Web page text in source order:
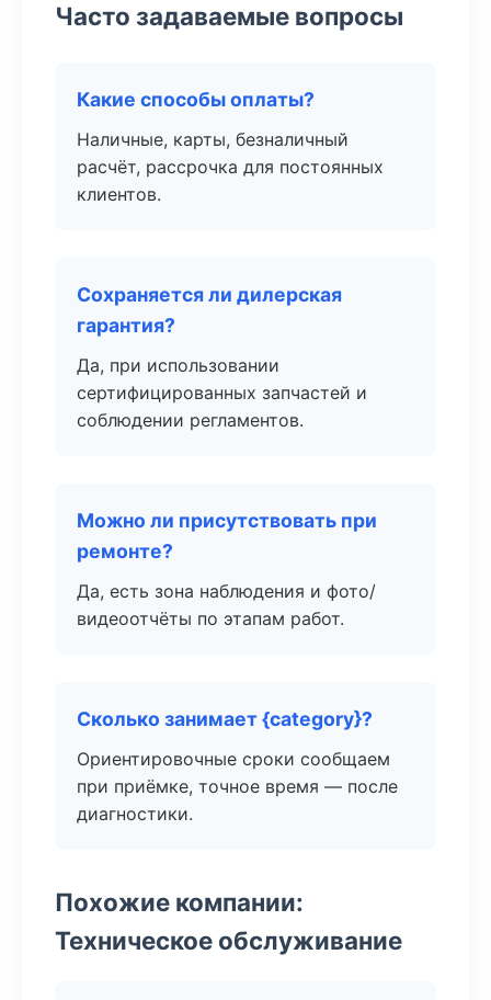
Часто задаваемые вопросы
Какие способы оплаты?
Наличные, карты, безналичный
расчёт, рассрочка для постоянных
клиентов.
Сохраняется ли дилерская
гарантия?
Да, при использовании
сертифицированных запчастей и
соблюдении регламентов.
Можно ли присутствовать при
ремонте?
Да, есть зона наблюдения и фото/
видеоотчёты по этапам работ.
Сколько занимает {category}?
Ориентировочные сроки сообщаем
при приёмке, точное время — после
диагностики.
Похожие компании:
Техническое обслуживание